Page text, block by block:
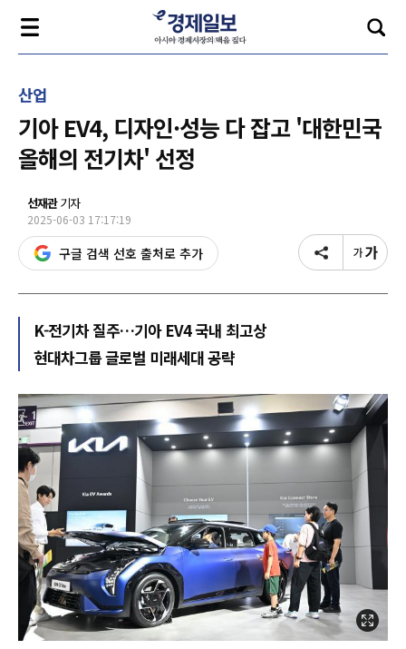
산업
기아 EV4, 디자인·성능 다 잡고 '대한민국
올해의 전기차' 선정
선재관기자
2025-06-03 17:17:19
구글 검색 선호 출처로 추가
K-전기차 질주…기아 EV4 국내 최고상
현대차그룹 글로벌 미래세대 공략